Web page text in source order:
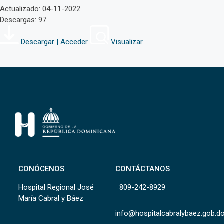
Actualizado: 04-11-2022
Descargas: 97
Descargar | Acceder Visualizar
CONÓCENOS
Hospital Regional José
María Cabral y Báez
CONTÁCTANOS
809-242-8929